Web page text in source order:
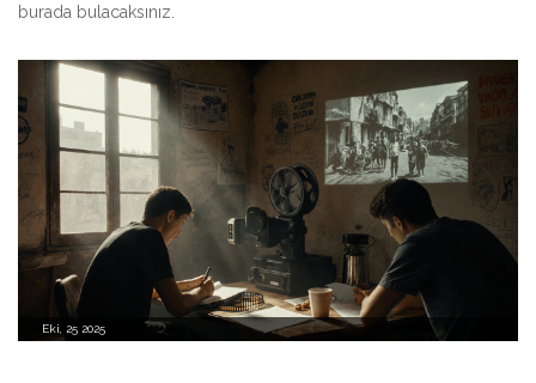
burada bulacaksınız.
Eki, 25 2025